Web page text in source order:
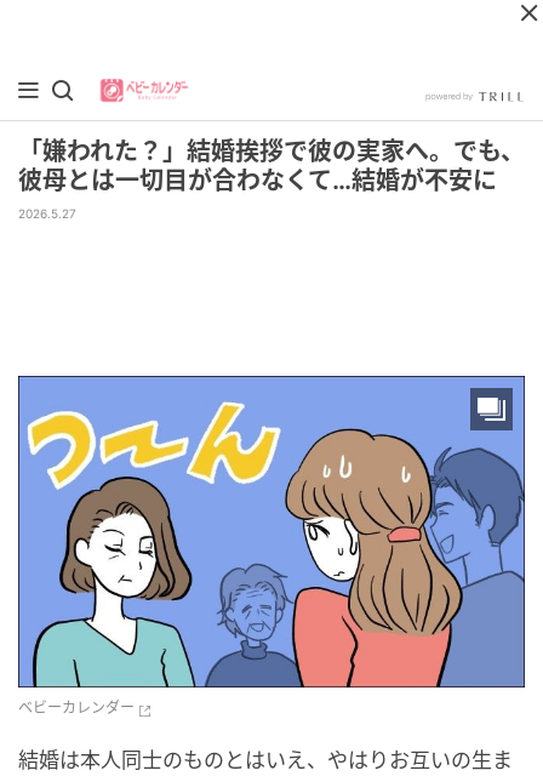
「嫌われた？」結婚挨拶で彼の実家へ。でも、
彼母とは一切目が合わなくて…結婚が不安に
2026.5.27
ベビーカレンダー
結婚は本人同士のものとはいえ、やはりお互いの生ま